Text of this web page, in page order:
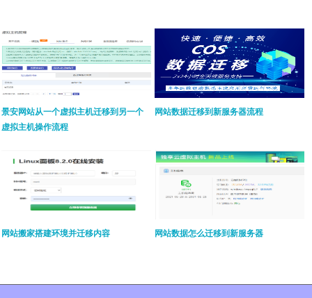
景安网站从一个虚拟主机迁移到另一个
虚拟主机操作流程
网站数据迁移到新服务器流程
网站搬家搭建环境并迁移内容 网站数据怎么迁移到新服务器